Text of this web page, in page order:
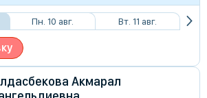
Пн. 10 авг. Вт. 11 авг.
Акмарал